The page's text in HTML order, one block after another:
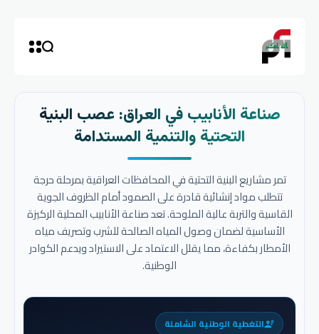
صناعة الأنابيب في العراق: عصب البنية
التحتية والتنمية المستدامة
تمر مشاريع البنية التحتية في المحافظات العراقية بمرحلة حرجة
تتطلب مواد إنشائية قادرة على الصمود أمام الظروف الجوية
القاسية والتربة عالية الملوحة. تعد صناعة الأنابيب المحلية الركيزة
الأساسية لضمان وصول المياه الصالحة للشرب وتصريف مياه
الأمطار بكفاءة، مما يقلل الاعتماد على الاستيراد ويدعم الكوادر
الوطنية.
engineeringالتغطية الوطنية الشاملة